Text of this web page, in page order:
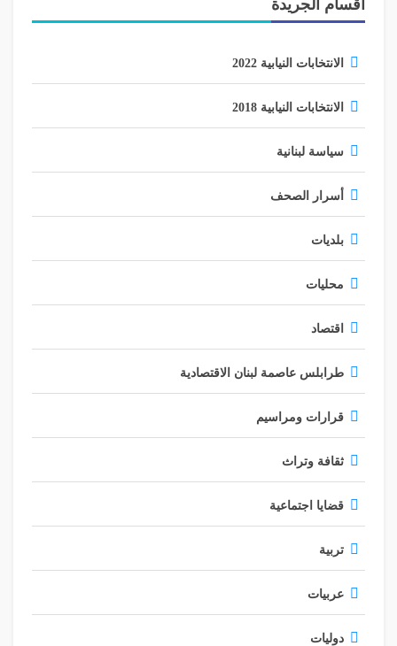
أقسام الجريدة
الانتخابات النيابية 2022
الانتخابات النيابية 2018
سياسة لبنانية
أسرار الصحف
بلديات
محليات
اقتصاد
طرابلس عاصمة لبنان الاقتصادية
قرارات ومراسيم
ثقافة وتراث
قضايا اجتماعية
تربية
عربيات
دوليات